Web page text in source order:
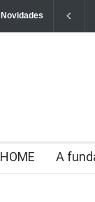
Novidades
HOME A